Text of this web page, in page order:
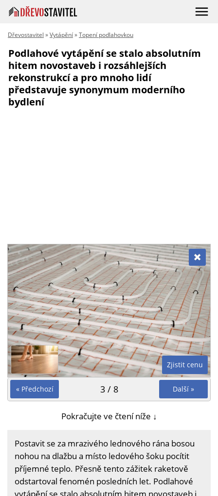
Dřevostavitel »Vytápění»Topení podlahovkou
Podlahové vytápění se stalo absolutním
hitem novostaveb i rozsáhlejších
rekonstrukcí a pro mnoho lidí
představuje synonymum moderního
bydlení
Zjistit cenu
« Předchozí Další »
3 / 8
Pokračujte ve čtení níže ↓
Postavit se za mrazivého lednového rána bosou
nohou na dlažbu a místo ledového šoku pocítit
příjemné teplo. Přesně tento zážitek raketově
odstartoval fenomén posledních let. Podlahové